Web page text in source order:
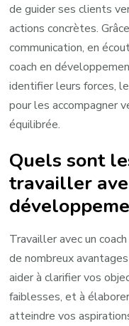
de guider ses clients
actions concrètes.
communication, en
coach en
identifier leurs forces,
pour les accompagner
équilibrée.
Quels sont
travailler
Travailler avec un
de nombreux
aider à clarifier vos
faiblesses, et à
atteindre vos